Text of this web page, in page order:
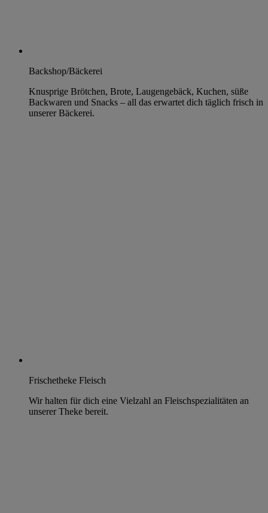
Backshop/Bäckerei
Knusprige Brötchen, Brote, Laugengebäck, Kuchen, süße
Backwaren und Snacks – all das erwartet dich täglich frisch in
unserer Bäckerei.
Frischetheke Fleisch
Wir halten für dich eine Vielzahl an Fleischspezialitäten an
unserer Theke bereit.